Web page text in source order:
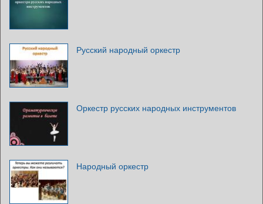
Русский народный оркестр
Оркестр русских народных инструментов
Народный оркестр